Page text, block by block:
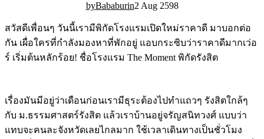
Bababurin2 Aug 2598
สวัสดีเพื่อนๆ วันนี้เรามีพิกัดโรงแรมเปิดใหม่ราคาดี มาบอกต่อ
กัน เผื่อใครที่กำลังมองหาที่พักอยู่ แอบกระซิบว่าราคาดีมากเว่อ
ร์ เริ่มต้นหลักร้อย! ชื่อโรงแรม The Moment พิกัดรังสิต
เรื่องมันมีอยู่ว่าเดือนก่อนเรามีธุระต้องไปทำแถวๆ รังสิตใกล้ๆ
กับ ม.ธรรมศาสตร์รังสิต แล้วเราบ้านอยู่จรัญสนิทวงศ์ แบบว่า
แทบจะคนละจังหวัดเลยไกลมาก ใช้เวลาเดินทางเป็นชั่วโมง